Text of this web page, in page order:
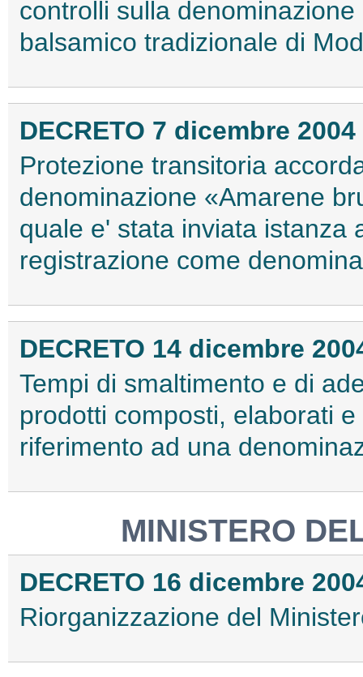
controlli sulla
balsamico tradizionale di
DECRETO 7 dicembre 2004
Protezione transitoria
denominazione «Amarene
quale e' stata inviata istanza
registrazione come
DECRETO 14 dicembre
Tempi di smaltimento e di
prodotti composti, elaborati
riferimento ad una
MINISTERO
DECRETO 16 dicembre
Riorganizzazione del